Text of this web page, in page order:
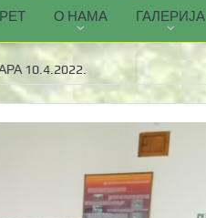
О НАМА ГАЛЕРИЈА
10.4.2022.